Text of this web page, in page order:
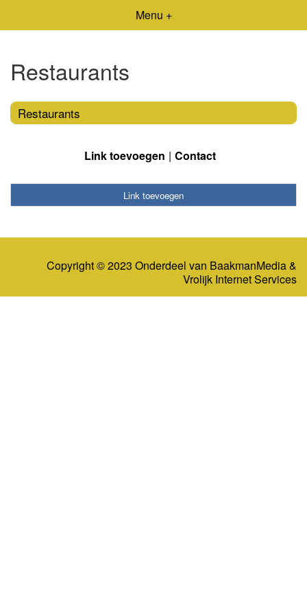
Menu +
Restaurants
Restaurants
Link toevoegen Contact
Link toevoegen
Copyright © 2023 Onderdeel van BaakmanMedia&
Vrolijk Internet Services